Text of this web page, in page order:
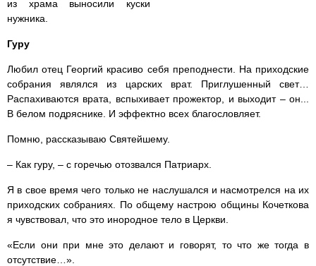
из храма выносили куски
нужника.
Гуру
Любил отец Георгий красиво себя преподнести. На приходские
собрания являлся из царских врат. Приглушенный свет…
Распахиваются врата, вспыхивает прожектор, и выходит – он...
В белом подряснике. И эффектно всех благословляет.
Помню, рассказываю Святейшему.
– Как гуру, – с горечью отозвался Патриарх.
Я в свое время чего только не наслушался и насмотрелся на их
приходских собраниях. По общему настрою общины Кочеткова
я чувствовал, что это инородное тело в Церкви.
«Если они при мне это делают и говорят, то что же тогда в
отсутствие…».